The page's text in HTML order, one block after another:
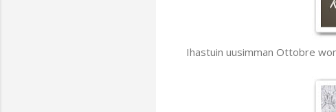
Ihastuin uusimman Ottobre